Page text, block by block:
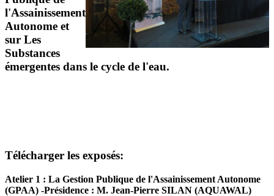
l'Assainissement
Autonome et
sur Les
Substances
émergentes dans le cycle de l'eau.
Télécharger les exposés:
Atelier 1 : La Gestion Publique de l'Assainissement Autonome
(GPAA) -Présidence : M. Jean-Pierre SILAN (AQUAWAL)